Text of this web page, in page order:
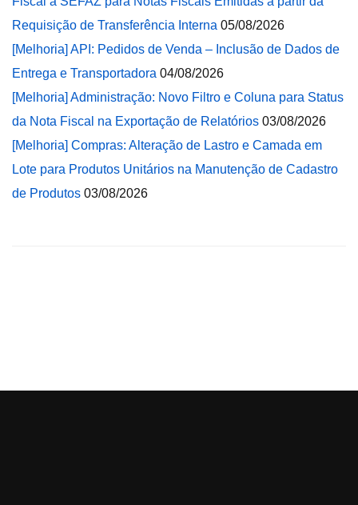
Requisição de Transferência Interna 05/08/2026
[Melhoria] API: Pedidos de Venda – Inclusão de Dados de
Entrega e Transportadora 04/08/2026
[Melhoria] Administração: Novo Filtro e Coluna para Status
da Nota Fiscal na Exportação de Relatórios 03/08/2026
[Melhoria] Compras: Alteração de Lastro e Camada em
Lote para Produtos Unitários na Manutenção de Cadastro
de Produtos 03/08/2026